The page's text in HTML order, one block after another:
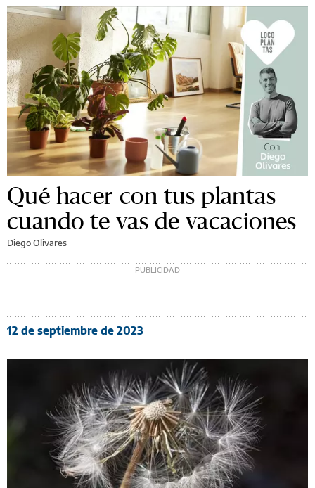
Qué hacer con tus plantas
cuando te vas de vacaciones
Diego Olivares
12 de septiembre de 2023